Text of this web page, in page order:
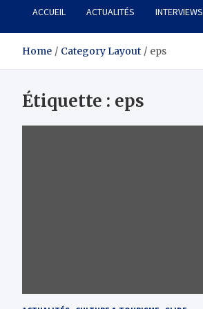
ACCUEIL ACTUALITÉS INTERVIEWS
Home Category Layout eps
Étiquette : eps